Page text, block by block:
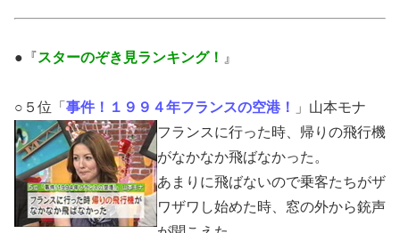
●『スターのぞき見ランキング！ 』
○５位「 事件！１９９４年フランスの空港！
」山本モナ
フランスに行った時、帰りの飛行機
がなかなか飛ばなかった。
あまりに飛ばないので乗客たちがザ
ワザワし始めた時、窓の外から銃声